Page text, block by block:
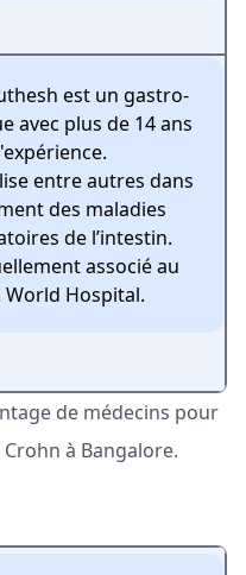
est un gastro-
avec plus de 14 ans
entre autres dans
des maladies
de l’intestin.
associé au
World Hospital.
de médecins pour
à Bangalore.